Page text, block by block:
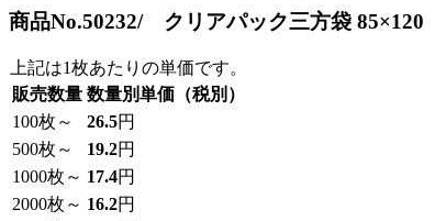
商品No.50232/ クリアパック三方袋 85×120
上記は1枚あたりの単価です。
販売数量 数量別単価（税別）
100枚～ 26.5円
500枚～ 19.2円
1000枚～ 17.4円
2000枚～ 16.2円